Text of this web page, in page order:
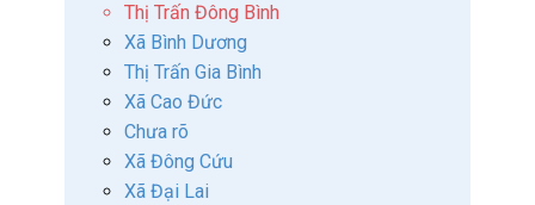
Thị Trấn Đông Bình
Xã Bình Dương
Thị Trấn Gia Bình
Xã Cao Đức
Chưa rõ
Xã Đông Cứu
Xã Đại Lai